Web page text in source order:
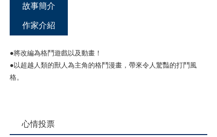
故事簡介
作家介紹
●將改編為格鬥遊戲以及動畫！
●以超越人類的獸人為主角的格鬥漫畫，帶來令人驚豔的打鬥風
格。
心情投票